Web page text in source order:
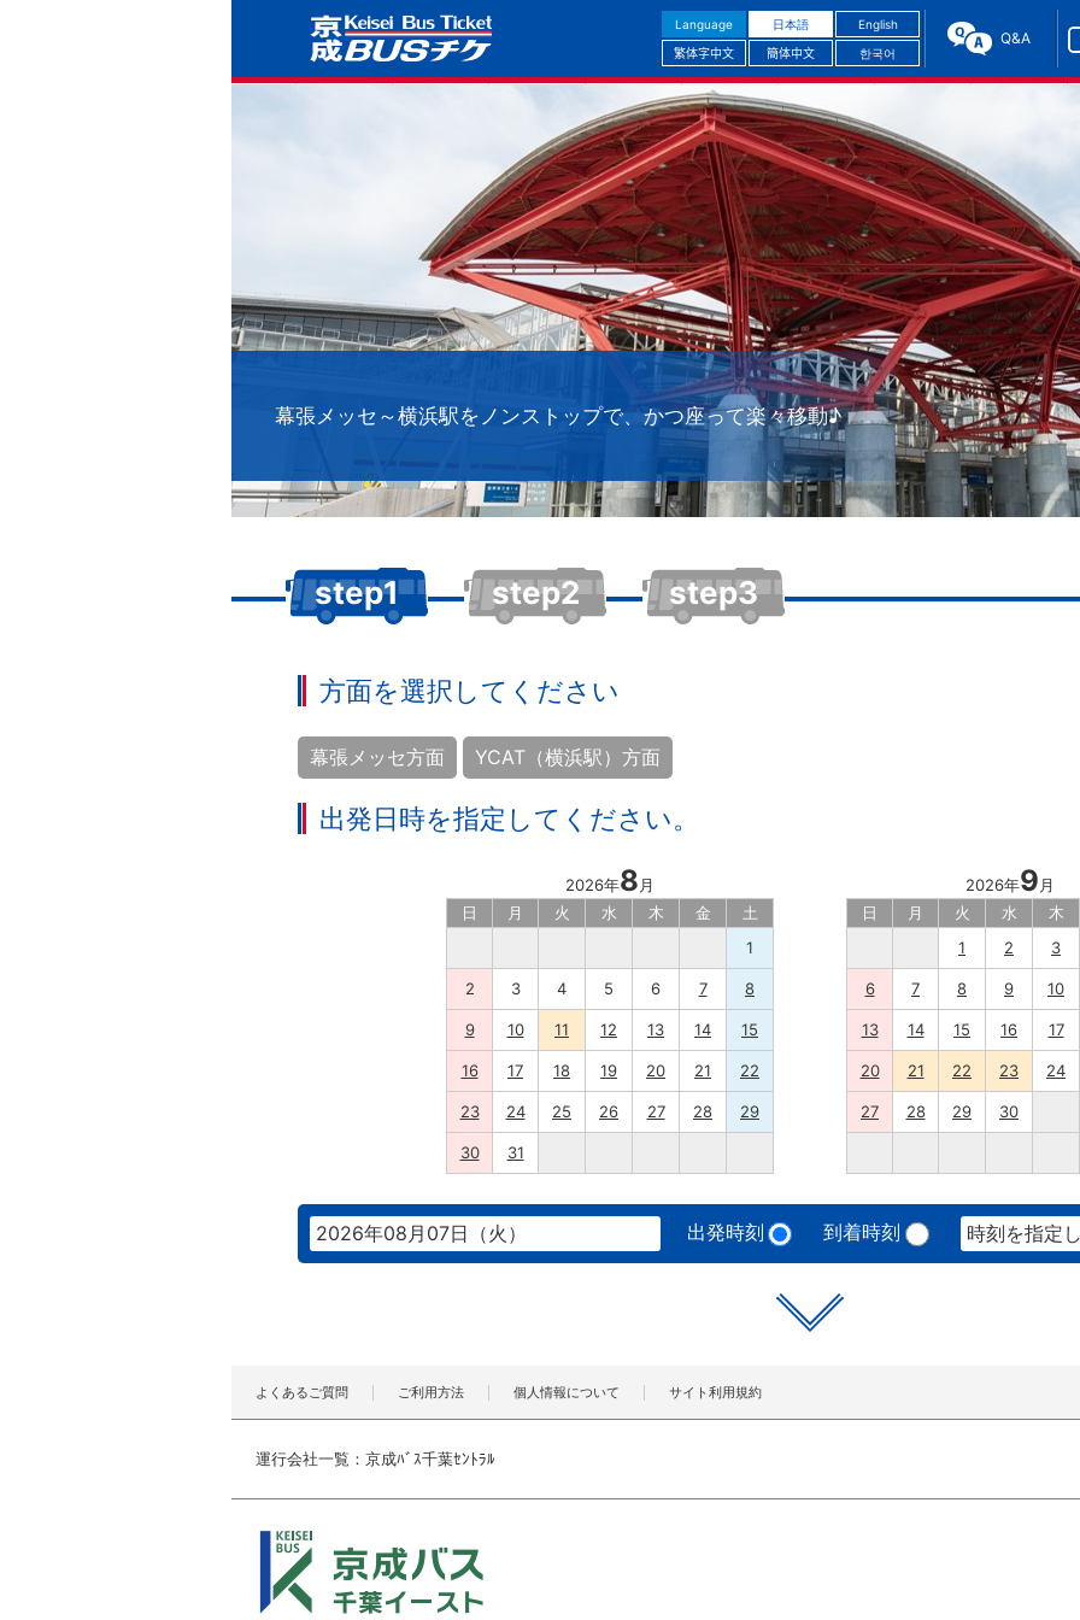
Language 日本語
English
繁体字中文
簡体中文 한국어
Q&A
幕張メッセ～横浜駅をノンストップで、かつ座って楽々移動♪
step1 step2 step3
方面を選択してください
幕張メッセ方面 YCAT（横浜駅）方面
出発日時を指定してください。
2026年8 月
日
月 火 水 木 金
土
1
2 3 4 5 6 7 8
9 10 11 12 13 14 15
16 17 18 19 20 21 22
23 24 25 26 27 28 29
30 31
2026年9 月
日
月 火 水 木
1
2 3
6 7 8 9 10
13 14 15 16 17
20 21 22 23 24
27 28 29 30
2026年08月07日（火） 出発時刻 到着時刻 時刻を指定
よくあるご質問 ご利用方法 個人情報について サイト利用規約
運行会社一覧：京成ﾊﾞｽ千葉ｾﾝﾄﾗﾙ